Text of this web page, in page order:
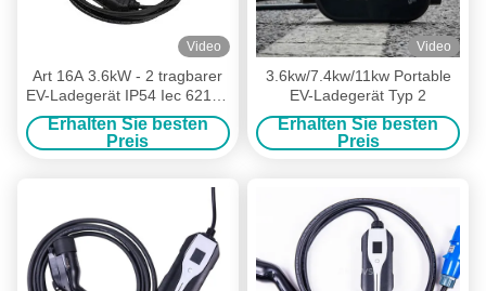
Video
Art 16A 3.6kW - 2 tragbarer
EV-Ladegerät IP54 Iec 62196
für Elektroauto
Erhalten Sie besten
Preis
Video
3.6kw/7.4kw/11kw Portable
EV-Ladegerät Typ 2
Erhalten Sie besten
Preis